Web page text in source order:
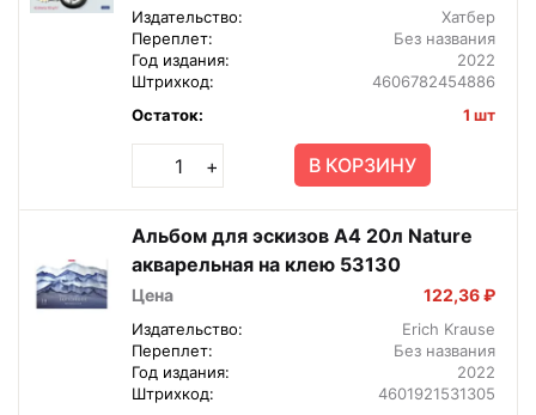
Издательство:
Хатбер
Переплет:
Без названия
Год издания:
2022
Штрихкод:
4606782454886
Остаток:
1 шт
+ В КОРЗИНУ
Альбом для эскизов А4 20л Nature
акварельная на клею 53130
Цена 122,36 ₽
Издательство:
Erich Krause
Переплет:
Без названия
Год издания:
2022
Штрихкод:
4601921531305